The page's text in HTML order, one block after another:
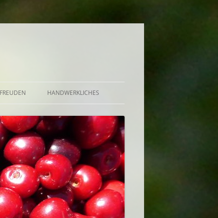
GELEE, GRÜTZE,
AUFGESETZTER
BOWLE U.A.
SAUCE, BUTTER
HANDWERKLICHES